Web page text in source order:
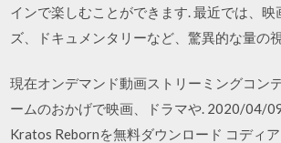
インで楽しむことができます. 最近では、映
ズ、ドキュメンタリーなど、驚異的な量の
現在オンデマンド動画ストリーミングコン
ームのおかげで映画、ドラマや. 2020/04/
Kratos Rebornを無料ダウンロード コディ